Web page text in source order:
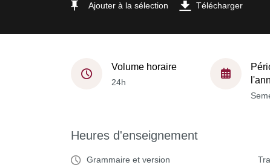
Ajouter à la sélection Télécharger
Volume horaire
24h
Heures d'enseignement
Grammaire et version